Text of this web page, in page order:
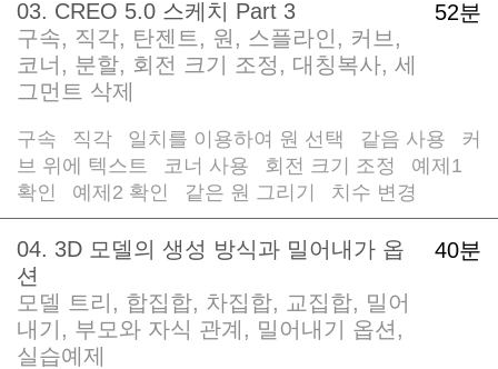
52분
03. CREO 5.0 스케치 Part 3
구속, 직각, 탄젠트, 원, 스플라인, 커브,
코너, 분할, 회전 크기 조정, 대칭복사, 세
그먼트 삭제
구속 직각 일치를 이용하여 원 선택 같음 사용
커
브 위에 텍스트
코너 사용 회전 크기 조정
예제1
확인
예제2 확인 같은 원 그리기 치수 변경
40분
04. 3D 모델의 생성 방식과 밀어내가 옵
션
모델 트리, 합집합, 차집합, 교집합, 밀어
내기, 부모와 자식 관계, 밀어내기 옵션,
실습예제